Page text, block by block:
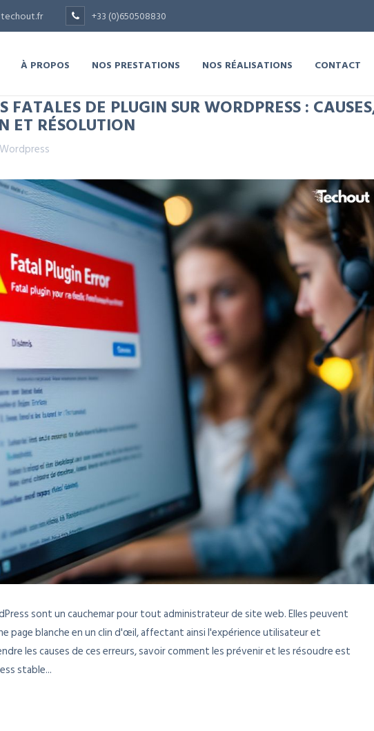
+33 (0)650508830
À PROPOS NOS PRESTATIONS NOS RÉALISATIONS CONTACT
FATALES DE PLUGIN SUR WORDPRESS :
ET RÉSOLUTION
Wordpress
sont un cauchemar pour tout administrateur de site web. Elles peuvent
page blanche en un clin d'œil, affectant ainsi l'expérience utilisateur et
les causes de ces erreurs, savoir comment les prévenir et les résoudre est
stable...